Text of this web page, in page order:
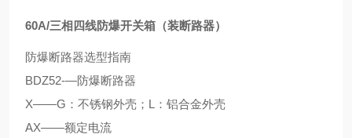
60A/三相四线防爆开关箱（装断路器）
防爆断路器选型指南
BDZ52-—防爆断路器
X——G：不锈钢外壳；L：铝合金外壳
AX——额定电流